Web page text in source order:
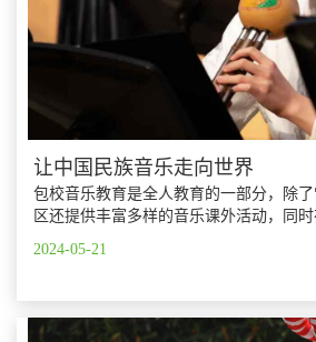
让中国民族音乐走向世界
包校音乐教育是全人教育的一部分，除
区还提供丰富多样的音乐课外活动，同
以贯之的具有启发性的专业指导，助力
发展。
2024-05-21